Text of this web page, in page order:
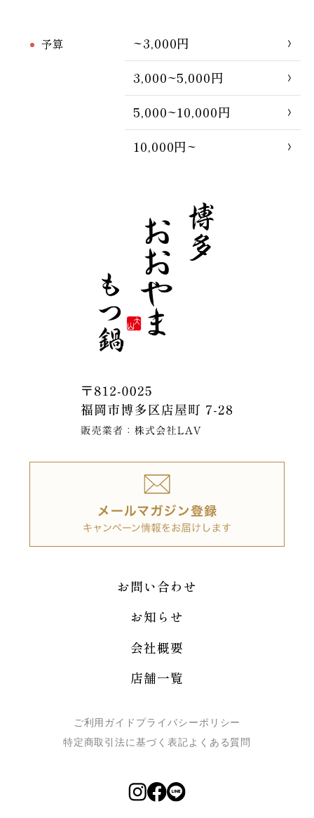
予算
~3,000円
3,000~5,000円
5,000~10,000円
10,000円~
お問い合わせ
お知らせ
会社概要
店舗一覧
ご利用ガイド プライバシーポリシー
特定商取引法に基づく表記よくある質問